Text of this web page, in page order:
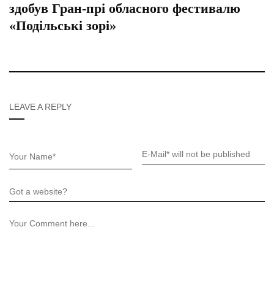
здобув Гран-прі обласного фестивалю
«Подільські зорі»
LEAVE A REPLY